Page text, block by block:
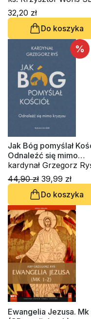
kard. Gianfranco
kardynał Grzegorz Ryś, o.
Raniero Cantalamessa
OFM Cap., ks.
Chrostowski,
Gargano OSBCam.,
Amedeo Cencini FdCC,
Danuta Piekarz
32,20 zł
Do koszyka
%
Jak Bóg pomyślał
Odnaleźć się mimo
kryzysu
kardynał
44,90 zł 39,99 zł
Do koszyka
Ewangelia Jezusa. Mk